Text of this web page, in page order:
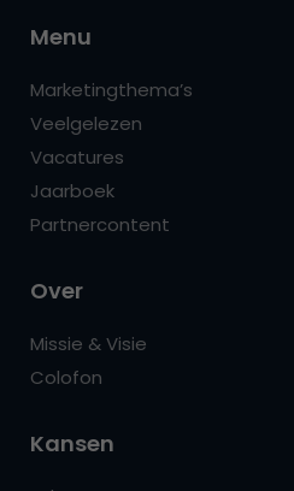
Menu
Marketingthema’s
Veelgelezen
Vacatures
Jaarboek
Partnercontent
Over
Missie & Visie
Colofon
Kansen